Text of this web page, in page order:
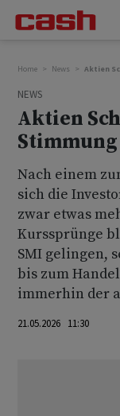
Home News Aktien
NEWS
Aktien
Nach einem
sich die
zwar etwas
Kurssprünge
SMI gelingen,
bis zum
immerhin der
21.05.2026 11:30